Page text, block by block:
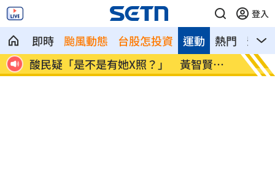
登入
即時 颱風動態 台股怎投資 熱門 影音
運動
酸民疑「是不是有她X照？」 黃智賢回
嗆
歐洲
冠